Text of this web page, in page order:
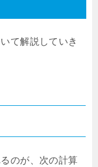
て解説していき
のが、次の計算